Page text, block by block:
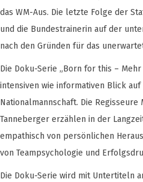
das WM-Aus. Die letzte Folge der
und die Bundestrainerin auf der
nach den Gründen für das
Die Doku-Serie „Born for this –
intensiven wie informativen Blick
Nationalmannschaft. Die Regisseure
Tanneberger erzählen in der
empathisch von persönlichen
von Teampsychologie und
Die Doku-Serie wird mit Untertiteln